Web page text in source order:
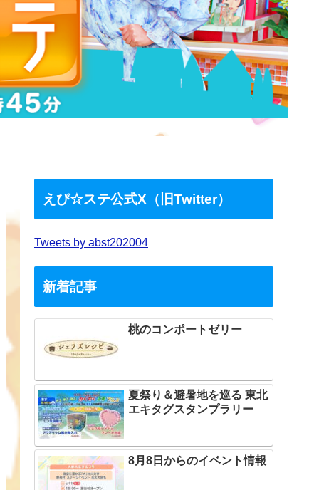
えび☆ステ公式X（旧Twitter）
Tweets by abst202004
新着記事
桃のコンポートゼリー
夏祭り＆避暑地を巡る 東北
エキタグスタンプラリー
8月8日からのイベント情報